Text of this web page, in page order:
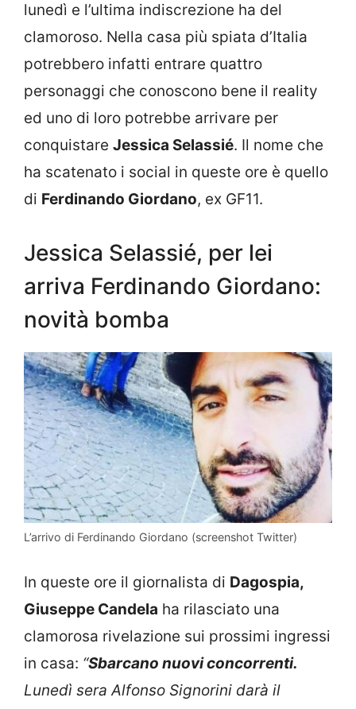
lunedì e l’ultima indiscrezione ha del
clamoroso. Nella casa più spiata d’Italia
potrebbero infatti entrare quattro
personaggi che conoscono bene il reality
ed uno di loro potrebbe arrivare per
conquistare Jessica Selassié. Il nome che
ha scatenato i social in queste ore è quello
di Ferdinando Giordano, ex GF11.
Jessica Selassié, per lei
arriva Ferdinando Giordano:
novità bomba
L’arrivo di Ferdinando Giordano (screenshot Twitter)
In queste ore il giornalista di Dagospia,
Giuseppe Candela ha rilasciato una
clamorosa rivelazione sui prossimi ingressi
in casa: “Sbarcano nuovi concorrenti.
Lunedì sera Alfonso Signorini darà il